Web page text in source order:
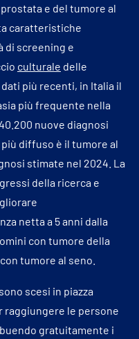
e del tumore al
caratteristiche
di screening e
culturale delle
più recenti, in Italia il
più frequente nella
nuove diagnosi
diffuso è il tumore al
stimate nel 2024. La
della ricerca e
netta a 5 anni dalla
con tumore della
tumore al seno.
scesi in piazza
raggiungere le persone
gratuitamente i